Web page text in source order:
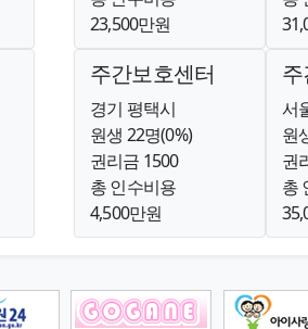
23,500만원
주간보호센터
경기 평택시
원생 22명(0%)
권리금 1500
총 인수비용
4,500만원
서
원
권
총